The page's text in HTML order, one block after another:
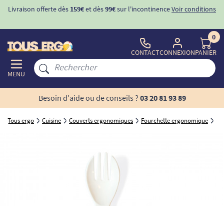
Livraison offerte dès 159€et dès99€sur l'incontinenceVoir conditions
MENU
CONTACTCONNEXION
0
PANIER
Besoin d'aide ou de conseils ? 03 20 81 93 89
Tous ergo Cuisine Couverts ergonomiques Fourchette ergonomique